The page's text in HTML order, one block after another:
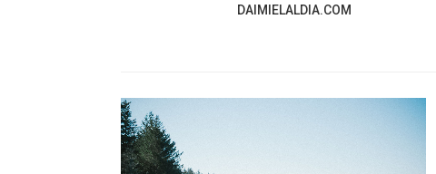
DAIMIELALDIA.COM